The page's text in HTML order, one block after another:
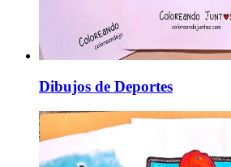
Dibujos de Deportes